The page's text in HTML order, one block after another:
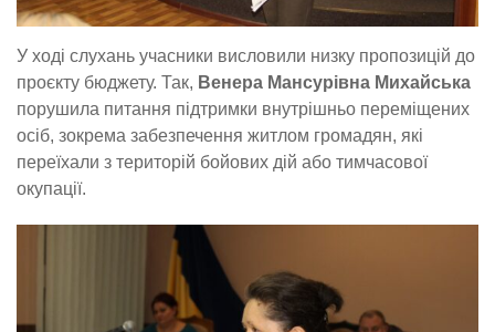
У ході слухань учасники висловили низку пропозицій до
проєкту бюджету. Так, Венера Мансурівна Михайська
порушила питання підтримки внутрішньо переміщених
осіб, зокрема забезпечення житлом громадян, які
переїхали з територій бойових дій або тимчасової
окупації.